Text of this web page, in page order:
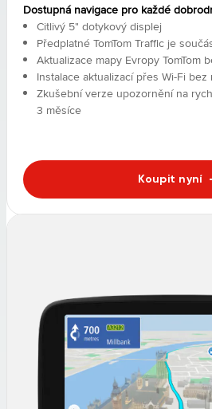
Dostupná navigace pro každé
Citlivý 5" dotykový displej
Předplatné TomTom Traffic je
Aktualizace mapy Evropy TomTom
Instalace aktualizací přes Wi-Fi
Zkušební verze upozornění na
3 měsíce
Koupit nyní